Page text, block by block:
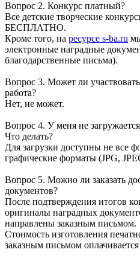
Вопрос 2. Конкурс платный?
Все детские творческие
БЕСПЛАТНО.
Кроме того, на ресурсе s-ba.ru
электронные наградные
благодарственные письма).
Вопрос 3. Может ли
работа?
Нет, не может.
Вопрос 4. У меня не
Что делать?
Для загрузки доступны не все
графические форматы (JPG,
Вопрос 5. Можно ли заказать
документов?
После подтверждения итогов
оригиналы наградных
направлены заказным письмом.
Стоимость изготовления
заказным письмом